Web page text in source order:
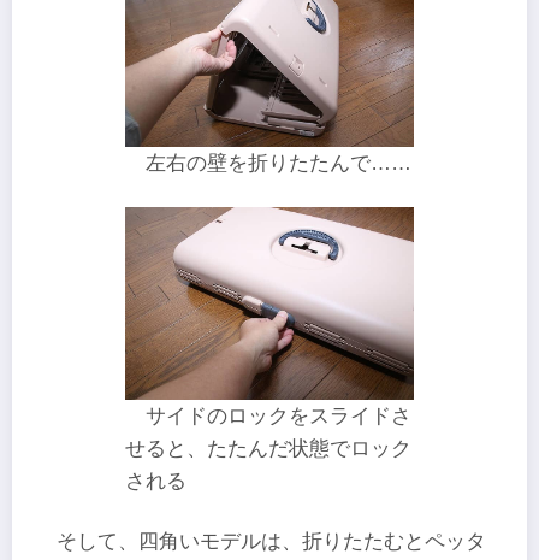
左右の壁を折りたたんで……
サイドのロックをスライドさ
せると、たたんだ状態でロック
される
そして、四角いモデルは、折りたたむとペッタ